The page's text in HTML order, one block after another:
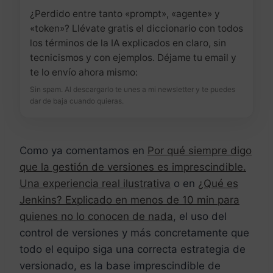
¿Perdido entre tanto «prompt», «agente» y
«token»? Llévate gratis el diccionario con todos
los términos de la IA explicados en claro, sin
tecnicismos y con ejemplos. Déjame tu email y
te lo envío ahora mismo:
Sin spam. Al descargarlo te unes a mi newsletter y te puedes
dar de baja cuando quieras.
Como ya comentamos en Por qué siempre digo
que la gestión de versiones es imprescindible.
Una experiencia real ilustrativa o en ¿Qué es
Jenkins? Explicado en menos de 10 min para
quienes no lo conocen de nada , el uso del
control de versiones y más concretamente que
todo el equipo siga una correcta estrategia de
versionado, es la base imprescindible de